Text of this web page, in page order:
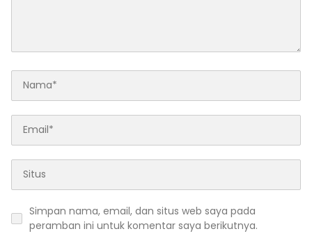
Simpan nama, email, dan situs web saya pada
peramban ini untuk komentar saya berikutnya.